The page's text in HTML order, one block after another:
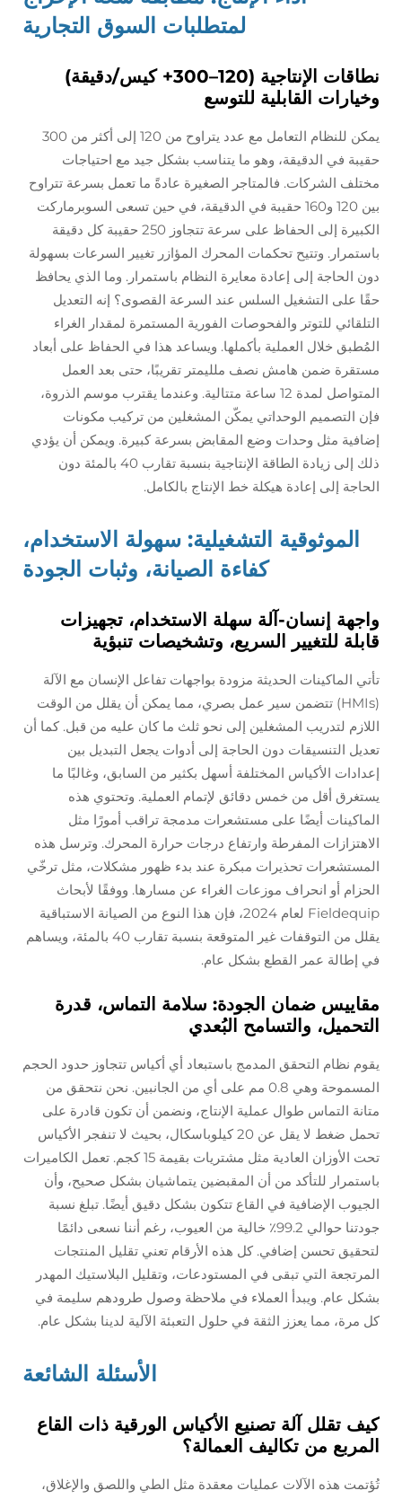
لمتطلبات السوق التجارية
نطاقات الإنتاجية (120–300+ كيس/دقيقة)
وخيارات القابلية للتوسع
يمكن للنظام التعامل مع عدد يتراوح من 120 إلى أكثر من 300
حقيبة في الدقيقة، وهو ما يتناسب بشكل جيد مع احتياجات
مختلف الشركات. فالمتاجر الصغيرة عادةً ما تعمل بسرعة تتراوح
بين 120 و160 حقيبة في الدقيقة، في حين تسعى السوبرماركت
الكبيرة إلى الحفاظ على سرعة تتجاوز 250 حقيبة كل دقيقة
باستمرار. وتتيح تحكمات المحرك المؤازر تغيير السرعات بسهولة
دون الحاجة إلى إعادة معايرة النظام باستمرار. وما الذي يحافظ
حقًا على التشغيل السلس عند السرعة القصوى؟ إنه التعديل
التلقائي للتوتر والفحوصات الفورية المستمرة لمقدار الغراء
المُطبق خلال العملية بأكملها. ويساعد هذا في الحفاظ على أبعاد
مستقرة ضمن هامش نصف ملليمتر تقريبًا، حتى بعد العمل
المتواصل لمدة 12 ساعة متتالية. وعندما يقترب موسم الذروة،
فإن التصميم الوحداتي يمكّن المشغلين من تركيب مكونات
إضافية مثل وحدات وضع المقابض بسرعة كبيرة. ويمكن أن يؤدي
ذلك إلى زيادة الطاقة الإنتاجية بنسبة تقارب 40 بالمئة دون
الحاجة إلى إعادة هيكلة خط الإنتاج بالكامل.
الموثوقية التشغيلية: سهولة الاستخدام،
كفاءة الصيانة، وثبات الجودة
واجهة إنسان-آلة سهلة الاستخدام، تجهيزات
قابلة للتغيير السريع، وتشخيصات تنبؤية
تأتي الماكينات الحديثة مزودة بواجهات تفاعل الإنسان مع الآلة
(HMIs) تتضمن سير عمل بصري، مما يمكن أن يقلل من الوقت
اللازم لتدريب المشغلين إلى نحو ثلث ما كان عليه من قبل. كما أن
تعديل التنسيقات دون الحاجة إلى أدوات يجعل التبديل بين
إعدادات الأكياس المختلفة أسهل بكثير من السابق، وغالبًا ما
يستغرق أقل من خمس دقائق لإتمام العملية. وتحتوي هذه
الماكينات أيضًا على مستشعرات مدمجة تراقب أمورًا مثل
الاهتزازات المفرطة وارتفاع درجات حرارة المحرك. وترسل هذه
المستشعرات تحذيرات مبكرة عند بدء ظهور مشكلات، مثل ترخّي
الحزام أو انحراف موزعات الغراء عن مسارها. ووفقًا لأبحاث
Fieldequip لعام 2024، فإن هذا النوع من الصيانة الاستباقية
يقلل من التوقفات غير المتوقعة بنسبة تقارب 40 بالمئة، ويساهم
في إطالة عمر القطع بشكل عام.
مقاييس ضمان الجودة: سلامة التماس، قدرة
التحميل، والتسامح البُعدي
يقوم نظام التحقق المدمج باستبعاد أي أكياس تتجاوز حدود الحجم
المسموحة وهي 0.8 مم على أي من الجانبين. نحن نتحقق من
متانة التماس طوال عملية الإنتاج، ونضمن أن تكون قادرة على
تحمل ضغط لا يقل عن 20 كيلوباسكال، بحيث لا تنفجر الأكياس
تحت الأوزان العادية مثل مشتريات بقيمة 15 كجم. تعمل الكاميرات
باستمرار للتأكد من أن المقبضين يتماشيان بشكل صحيح، وأن
الجيوب الإضافية في القاع تتكون بشكل دقيق أيضًا. تبلغ نسبة
جودتنا حوالي 99.2٪ خالية من العيوب، رغم أننا نسعى دائمًا
لتحقيق تحسن إضافي. كل هذه الأرقام تعني تقليل المنتجات
المرتجعة التي تبقى في المستودعات، وتقليل البلاستيك المهدر
بشكل عام. ويبدأ العملاء في ملاحظة وصول طرودهم سليمة في
كل مرة، مما يعزز الثقة في حلول التعبئة الآلية لدينا بشكل عام.
الأسئلة الشائعة
كيف تقلل آلة تصنيع الأكياس الورقية ذات القاع
المربع من تكاليف العمالة؟
تُؤتمت هذه الآلات عمليات معقدة مثل الطي واللصق والإغلاق،